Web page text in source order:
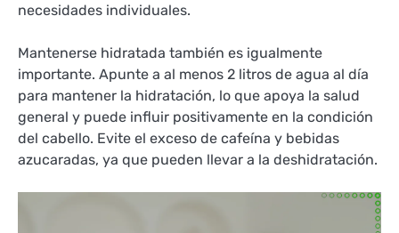
necesidades individuales.
Mantenerse hidratada también es igualmente
importante. Apunte a al menos 2 litros de agua al día
para mantener la hidratación, lo que apoya la salud
general y puede influir positivamente en la condición
del cabello. Evite el exceso de cafeína y bebidas
azucaradas, ya que pueden llevar a la deshidratación.